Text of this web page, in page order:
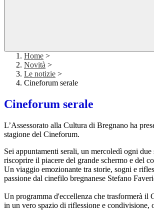
Home >
Novità >
Le notizie >
Cineforum serale
Cineforum serale
L’Assessorato alla Cultura di Bregnano ha
stagione del Cineforum.
Sei appuntamenti serali, un mercoledì ogni due
riscoprire il piacere del grande schermo e del
Un viaggio emozionante tra storie, sogni e
passione dal cinefilo bregnanese Stefano
Un programma d'eccellenza che trasformerà il
in un vero spazio di riflessione e condivisione,